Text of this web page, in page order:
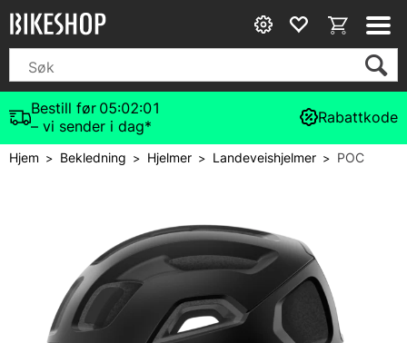
Bestill før 05:02:00
– vi sender i dag*
Rabattkode
Hjem> Bekledning > Hjelmer> Landeveishjelmer> POC